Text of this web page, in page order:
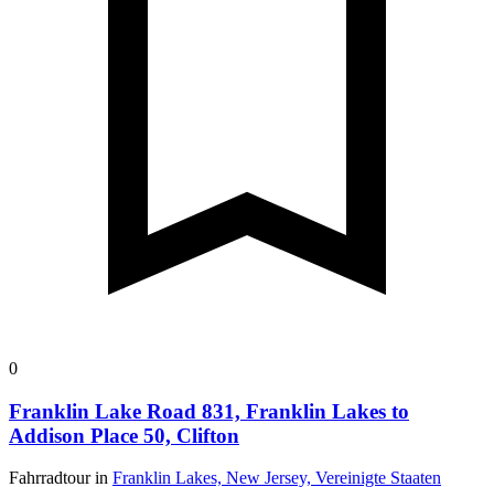
0
Franklin Lake Road 831, Franklin Lakes to
Addison Place 50, Clifton
Fahrradtour in Franklin Lakes, New Jersey, Vereinigte Staaten